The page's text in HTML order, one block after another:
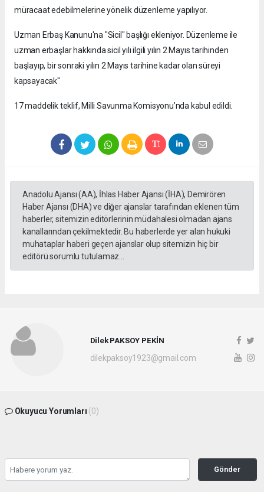
müracaat edebilmelerine yönelik düzenleme yapılıyor.
Uzman Erbaş Kanunu'na "Sicil" başlığı ekleniyor. Düzenleme ile
uzman erbaşlar hakkında sicil yılı ilgili yılın 2 Mayıs tarihinden
başlayıp, bir sonraki yılın 2 Mayıs tarihine kadar olan süreyi
kapsayacak"
17 maddelik teklif, Milli Savunma Komisyonu’nda kabul edildi.
Anadolu Ajansı (AA), İhlas Haber Ajansı (İHA), Demirören
Haber Ajansı (DHA) ve diğer ajanslar tarafından eklenen tüm
haberler, sitemizin editörlerinin müdahalesi olmadan ajans
kanallarından çekilmektedir. Bu haberlerde yer alan hukuki
muhataplar haberi geçen ajanslar olup sitemizin hiç bir
editörü sorumlu tutulamaz...
Dilek PAKSOY PEKİN
dilekpaksoy1923@gmail.com
Okuyucu Yorumları (0)
Gönder